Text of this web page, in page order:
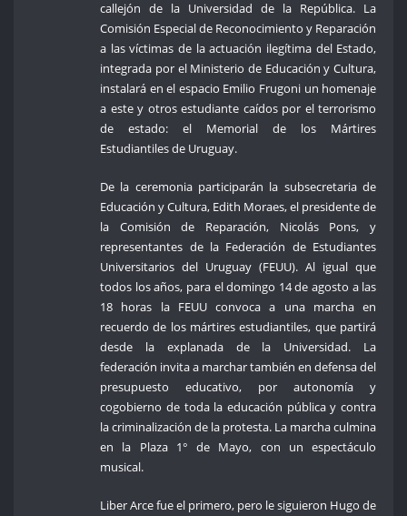
callejón de la Universidad de la República. La
Comisión Especial de Reconocimiento y Reparación
a las víctimas de la actuación ilegítima del Estado,
integrada por el Ministerio de Educación y Cultura,
instalará en el espacio Emilio Frugoni un homenaje
a este y otros estudiante caídos por el terrorismo
de estado: el Memorial de los Mártires
Estudiantiles de Uruguay.
De la ceremonia participarán la subsecretaria de
Educación y Cultura, Edith Moraes, el presidente de
la Comisión de Reparación, Nicolás Pons, y
representantes de la Federación de Estudiantes
Universitarios del Uruguay (FEUU). Al igual que
todos los años, para el domingo 14 de agosto a las
18 horas la FEUU convoca a una marcha en
recuerdo de los mártires estudiantiles, que partirá
desde la explanada de la Universidad. La
federación invita a marchar también en defensa del
presupuesto educativo, por autonomía y
cogobierno de toda la educación pública y contra
la criminalización de la protesta. La marcha culmina
en la Plaza 1° de Mayo, con un espectáculo
musical.
Liber Arce fue el primero, pero le siguieron Hugo de